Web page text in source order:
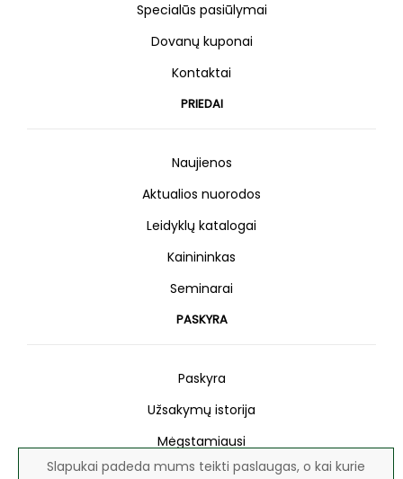
Slapukai padeda mums teikti paslaugas, o kai kurie
Specialūs pasiūlymai
Dovanų kuponai
Kontaktai
PRIEDAI
Naujienos
Aktualios nuorodos
Leidyklų katalogai
Kainininkas
Seminarai
PASKYRA
Paskyra
Užsakymų istorija
Mėgstamiausi
Naujienlaiškis